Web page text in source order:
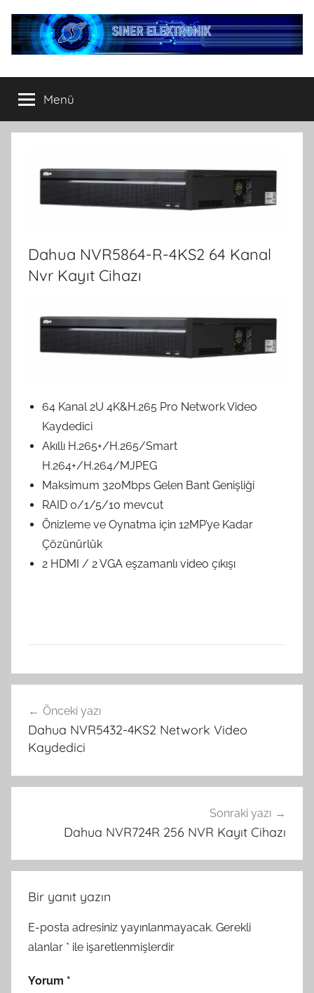
atla
Menü
Dahua NVR5864-R-4KS2 64 Kanal
Nvr Kayıt Cihazı
64 Kanal 2U 4K&H.265 Pro Network Video
Kaydedici
Akıllı H.265+/H.265/Smart
H.264+/H.264/MJPEG
Maksimum 320Mbps Gelen Bant Genişliği
RAID 0/1/5/10 mevcut
Önizleme ve Oynatma için 12MP’ye Kadar
Çözünürlük
2 HDMI / 2 VGA eşzamanlı video çıkışı
G
e
,
,
N
gezinmesi
Önceki yazı
Dahua NVR5432-4KS2 Network Video
Kaydedici
Sonraki yazı
Dahua NVR724R 256 NVR Kayıt Cihazı
Bir yanıt yazın
E-posta adresiniz yayınlanmayacak. Gerekli
alanlar * ile işaretlenmişlerdir
Yorum *